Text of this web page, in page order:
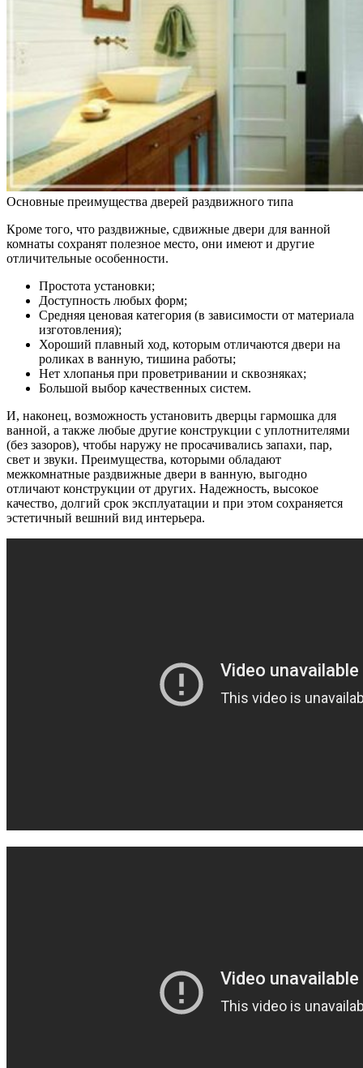
Основные преимущества дверей раздвижного типа
Кроме того, что раздвижные, сдвижные двери для ванной
комнаты сохранят полезное место, они имеют и другие
отличительные особенности.
Простота установки;
Доступность любых форм;
Средняя ценовая категория (в зависимости от материала
изготовления);
Хороший плавный ход, которым отличаются двери на
роликах в ванную, тишина работы;
Нет хлопанья при проветривании и сквозняках;
Большой выбор качественных систем.
И, наконец, возможность установить дверцы гармошка для
ванной, а также любые другие конструкции с уплотнителями
(без зазоров), чтобы наружу не просачивались запахи, пар,
свет и звуки. Преимущества, которыми обладают
межкомнатные раздвижные двери в ванную, выгодно
отличают конструкции от других. Надежность, высокое
качество, долгий срок эксплуатации и при этом сохраняется
эстетичный вешний вид интерьера.